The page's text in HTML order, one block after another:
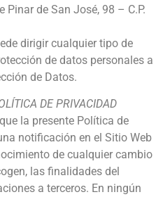
de San José, 98 – C.P.
dirigir cualquier tipo de
de datos personales a
de Datos.
DE PRIVACIDAD
la presente Política de
notificación en el Sitio Web
de cualquier cambio
las finalidades del
a terceros. En ningún